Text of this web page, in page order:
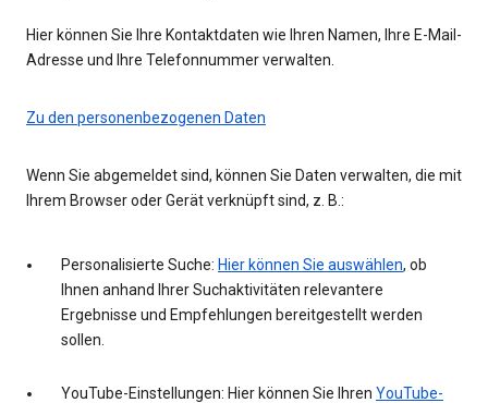
Hier können Sie Ihre Kontaktdaten wie Ihren Namen, Ihre E-Mail-
Adresse und Ihre Telefonnummer verwalten.
Zu den personenbezogenen Daten
Wenn Sie abgemeldet sind, können Sie Daten verwalten, die mit
Ihrem Browser oder Gerät verknüpft sind, z. B.:
Personalisierte Suche: Hier können Sie auswählen, ob
Ihnen anhand Ihrer Suchaktivitäten relevantere
Ergebnisse und Empfehlungen bereitgestellt werden
sollen.
YouTube-Einstellungen: Hier können Sie Ihren YouTube-